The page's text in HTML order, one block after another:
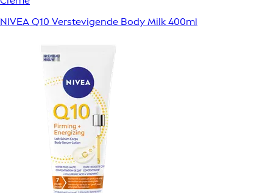
NIVEA Q10 Verstevigende Body Milk 400ml